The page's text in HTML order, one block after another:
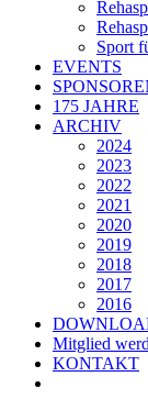
Sport
EVENTS
175 JAHRE
ARCHIV
2024
2023
2022
2021
2020
2019
2018
2017
2016
Mitglied
KONTAKT